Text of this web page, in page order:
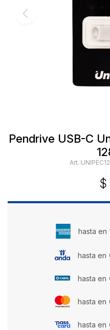
Pendrive USB-C
$
hasta en
hasta en
hasta en
hasta en
hasta en